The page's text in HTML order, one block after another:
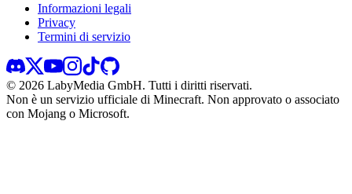
Informazioni legali
Privacy
Termini di servizio
© 2026 LabyMedia GmbH. Tutti i diritti riservati.
Non è un servizio ufficiale di Minecraft. Non approvato o associato
con Mojang o Microsoft.